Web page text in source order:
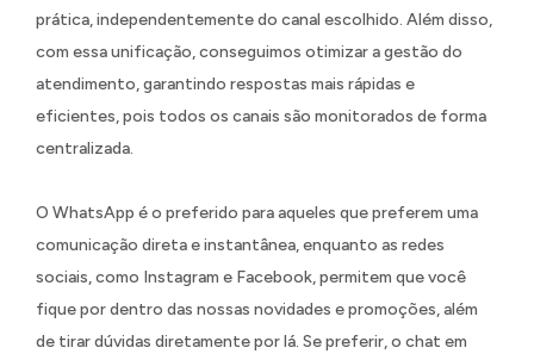
prática, independentemente do canal escolhido. Além disso,
com essa unificação, conseguimos otimizar a gestão do
atendimento, garantindo respostas mais rápidas e
eficientes, pois todos os canais são monitorados de forma
centralizada.
O WhatsApp é o preferido para aqueles que preferem uma
comunicação direta e instantânea, enquanto as redes
sociais, como Instagram e Facebook, permitem que você
fique por dentro das nossas novidades e promoções, além
de tirar dúvidas diretamente por lá. Se preferir, o chat em